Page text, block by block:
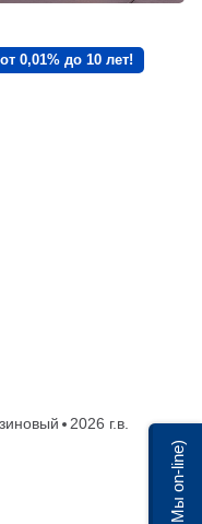
0,01% до 10 лет!
2026 г.в.
Мы on-line)